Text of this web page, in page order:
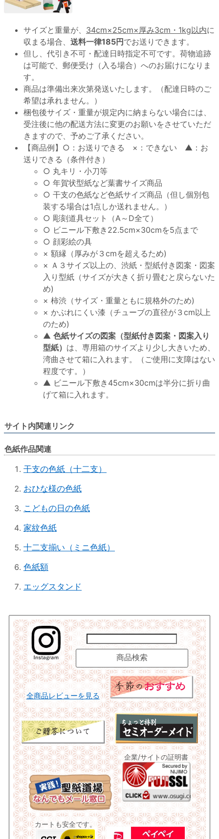
サイズと重量が、 34cm×25cm×厚み3cm・1kg以内に
収まる場合、 送料一律185円 でお送りできます。
但し、代引き不可・配達日時指定不可です。荷物追跡
は可能で、郵便受け（入る場合）へのお届けになりま
す。
商品は準備出来次第発送いたします。（配達日時のご
希望は承れません。）
梱包後サイズ・重量が規定内に納まらない場合には、
受注後に他の配送方法に変更のお願いをさせていただ
きますので、予めご了承ください。
【商品例】○：お送りできる ×：できない ▲：お
送りできる（条件付き）
○ 丸キリ・小刀等
○ 年賀状型紙など葉書サイズ商品
○ 干支の色紙など色紙サイズ商品（但し個別包
装する場合は1点しか送れません。）
○ 彫刻道具セット（A～D全て）
○ ビニール下敷き22.5cm×30cmを5点まで
○ 顔彩絵の具
× 額縁（厚みが３cmを超えるため)
× Ａ３サイズ以上の、渋紙・型紙付き図案・図案
入り型紙（サイズが大きく折り畳むと戻らないた
め)
× 柿渋（サイズ・重量ともに規格外のため)
× かぶれにくい漆（チューブの直径が３cm以上
のため)
▲ 色紙サイズの図案（型紙付き図案・図案入り
型紙） は、専用箱のサイズより少し大きいため、
湾曲させて箱に入れます。（ご使用に支障はない
程度です。）
▲ ビニール下敷き45cm×30cmは半分に折り曲
げて箱に入れます。
サイト内関連リンク
色紙作品関連
干支の色紙（十二支）
おひな様の色紙
こどもの日の色紙
家紋色紙
十二支揃い（ミニ色紙）
色紙額
エッグスタンド
全商品レビューを見る
企業/サイトの証明書
カートも安全です。